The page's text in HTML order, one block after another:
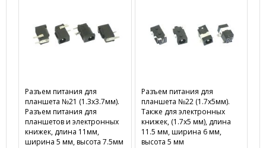
Разъем питания для
планшета №21 (1.3х3.7мм).
Разъем питания для
планшетов и электронных
книжек, длина 11мм,
ширина 5 мм, высота 7.5мм
Разъем питания для
планшета №22 (1.7х5мм).
Также для электронных
книжек, (1.7х5 мм), длина
11.5 мм, ширина 6 мм,
высота 5 мм